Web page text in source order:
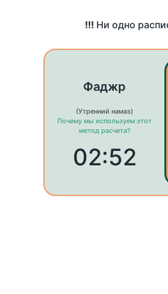
!!! Ни одно
Фаджр
(Утренний намаз)
Почему мы используем этот
метод расчета?
02:52